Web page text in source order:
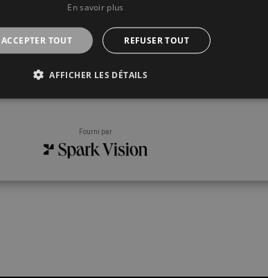
En savoir plus
ACCEPTER TOUT REFUSER TOUT
AFFICHER LES DÉTAILS